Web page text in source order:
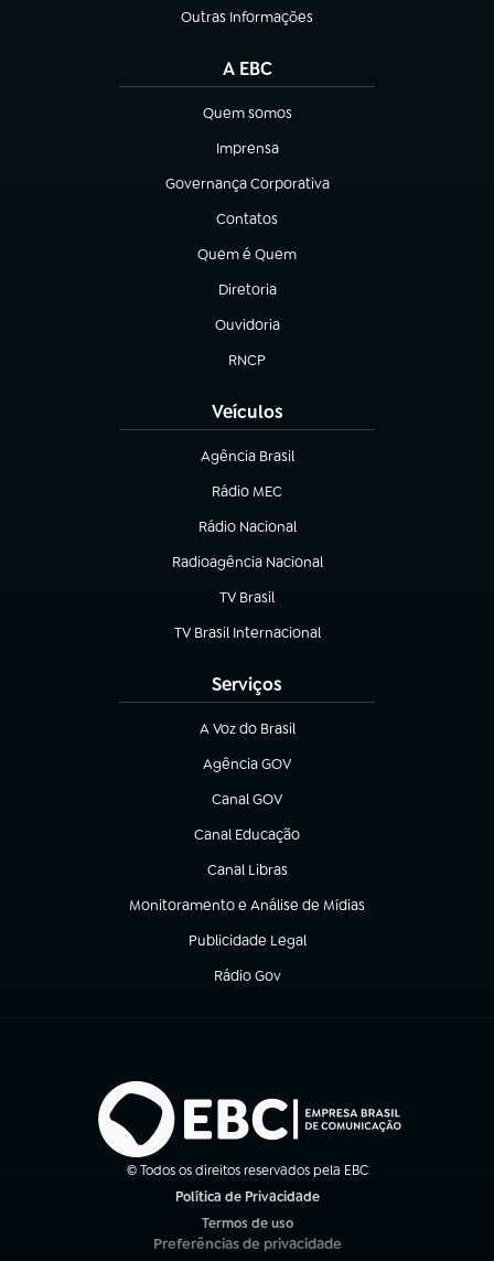
Outras Informações
(abre em nova aba)
A EBC
Quem somos
(abre em nova aba)
Imprensa
(abre em nova aba)
Governança Corporativa
(abre em nova aba)
Contatos
(abre em nova aba)
Quem é Quem
(abre em nova aba)
Diretoria
(abre em nova aba)
Ouvidoria
(abre em nova aba)
RNCP
(abre em nova aba)
Veículos
Agência Brasil
(abre em nova aba)
Rádio MEC
(abre em nova aba)
Rádio Nacional
Radioagência Nacional
(abre em nova aba)
TV Brasil
(abre em nova aba)
TV Brasil Internacional
(abre em nova aba)
Serviços
A Voz do Brasil
(abre em nova aba)
Agência GOV
(abre em nova aba)
Canal GOV
(abre em nova aba)
Canal Educação
(abre em nova aba)
Canal Libras
(abre em nova aba)
Monitoramento e Análise de Mídias
(abre em nova aba)
Publicidade Legal
(abre em nova aba)
Rádio Gov
(abre em nova aba)
© Todos os direitos reservados pela EBC
Política de Privacidade
Termos de uso
(abre em nova aba)
Preferências de privacidade